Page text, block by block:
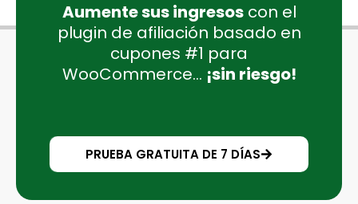
Aumente sus ingresoscon el
plugin de afiliación basado en
cupones #1 para
WooCommerce... ¡sin riesgo!
PRUEBA GRATUITA DE 7 DÍAS